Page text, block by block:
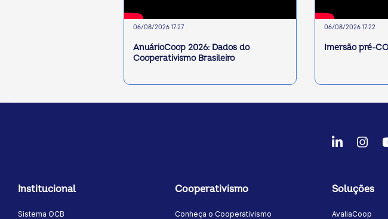
06/08/2026 17:27
AnuárioCoop 2026: Dados do
Cooperativismo Brasileiro
06/08/2026 17:22
Imersão pré-
Institucional
Sistema OCB
Cooperativismo
Conheça o Cooperativismo
Soluções
AvaliaCoop